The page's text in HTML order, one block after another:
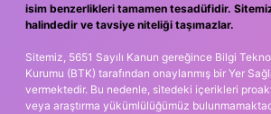
isim benzerlikleri tamamen tesadüfidir.
halindedir ve tavsiye niteliği taşımazlar.
Sitemiz, 5651 Sayılı Kanun gereğince Bilgi
Kurumu (BTK) tarafından onaylanmış bir Yer
vermektedir. Bu nedenle, sitedeki içerikleri
veya araştırma yükümlülüğümüz